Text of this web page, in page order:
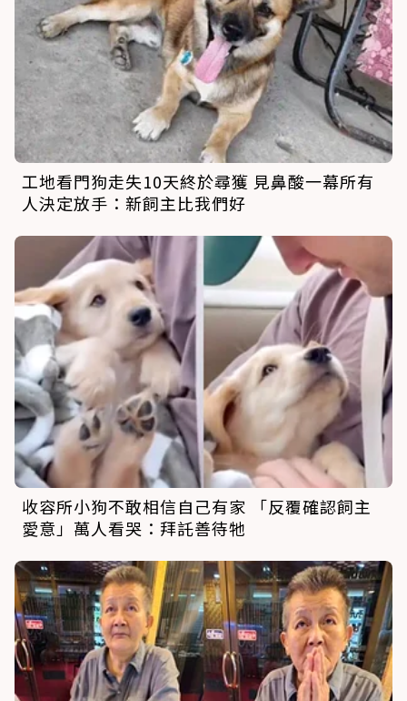
工地看門狗走失10天終於尋獲 見鼻酸一幕所有
人決定放手：新飼主比我們好
收容所小狗不敢相信自己有家 「反覆確認飼主
愛意」萬人看哭：拜託善待牠